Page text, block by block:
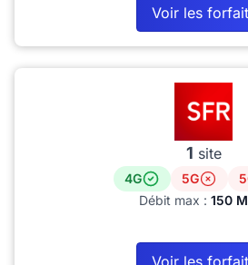
Voir les
1 site
4G 5G
Débit max : 150
Voir les